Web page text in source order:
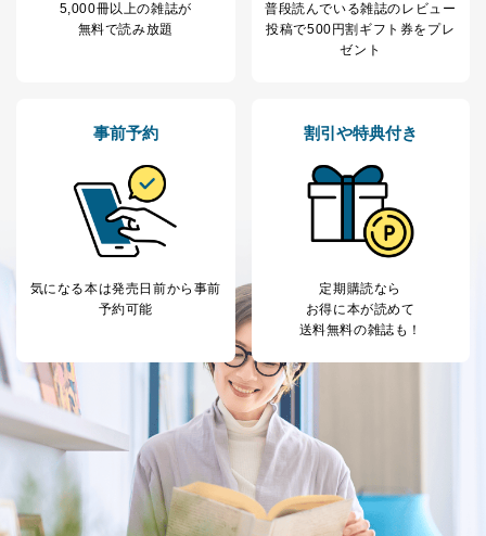
5,000冊以上の雑誌が
無料で読み放題
普段読んでいる雑誌のレビュー
投稿で500円割ギフト券をプレ
ゼント
事前予約
気になる本は発売日前から事前
予約可能
割引や特典付き
定期購読なら
お得に本が読めて
送料無料の雑誌も！